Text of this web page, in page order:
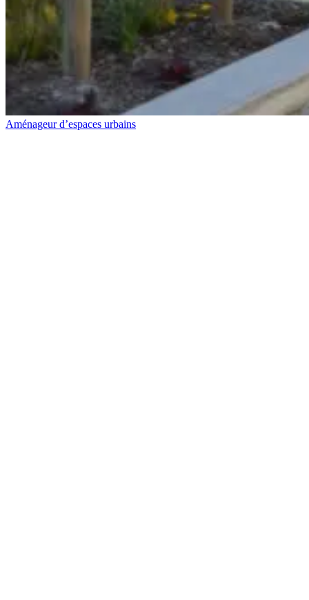
Aménageur d’espaces urbains